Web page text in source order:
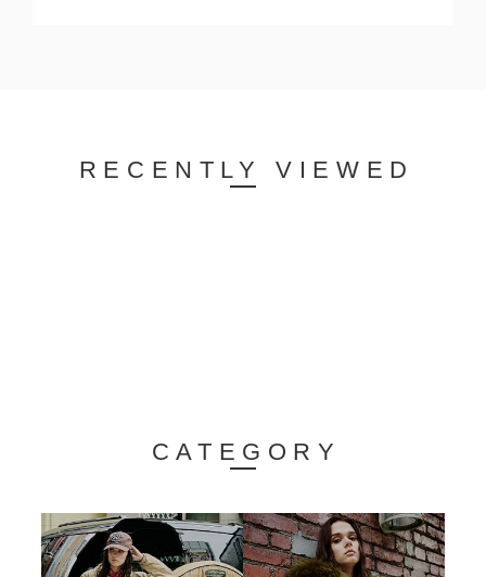
RECENTLY VIEWED
CATEGORY